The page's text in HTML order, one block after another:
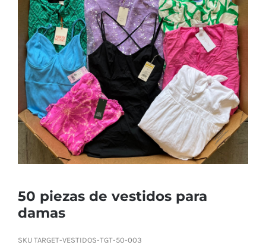
Tienda
Contacto
Ubicación
Máster Online
50 piezas de vestidos para
damas
SKU TARGET-VESTIDOS-TGT-50-003